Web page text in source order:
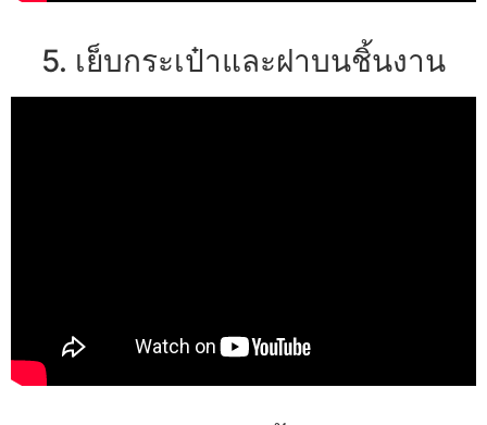
5. เย็บกระเป๋าและฝาบนชิ้นงาน